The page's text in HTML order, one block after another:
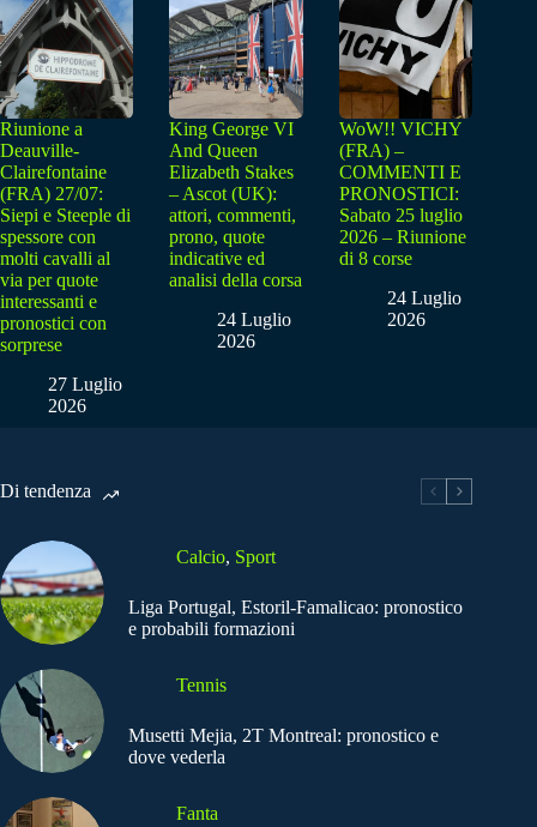
Riunione a
Deauville-
Clairefontaine
(FRA) 27/07:
Siepi e Steeple di
spessore con
molti cavalli al
via per quote
interessanti e
pronostici con
sorprese
27 Luglio
2026
King George VI
And Queen
Elizabeth Stakes
– Ascot (UK):
attori, commenti,
prono, quote
indicative ed
analisi della corsa
24 Luglio
2026
WoW!! VICHY
(FRA) –
COMMENTI E
PRONOSTICI:
Sabato 25 luglio
2026 – Riunione
di 8 corse
24 Luglio
2026
Di tendenza
Calcio, Sport
Liga Portugal, Estoril-Famalicao: pronostico
e probabili formazioni
Tennis
Musetti Mejia, 2T Montreal: pronostico e
dove vederla
Fanta